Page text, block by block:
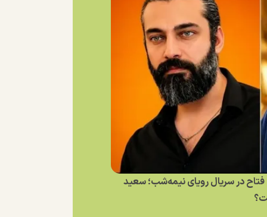
در سریال رویای نیمه‌شب؛ سعید